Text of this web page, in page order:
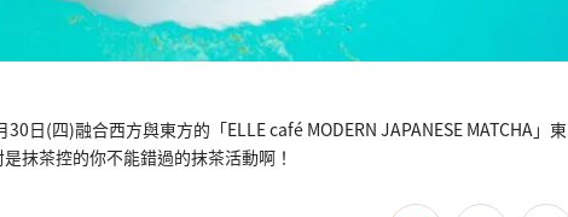
日(四)融合西方與東方的「ELLE café MODERN JAPANESE MATCHA」東
抹茶控的你不能錯過的抹茶活動啊！